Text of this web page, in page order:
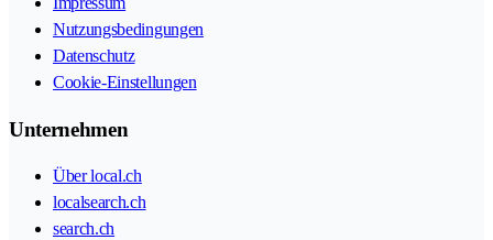
Nutzungsbedingungen
Datenschutz
Cookie-Einstellungen
Unternehmen
Über local.ch
localsearch.ch
search.ch